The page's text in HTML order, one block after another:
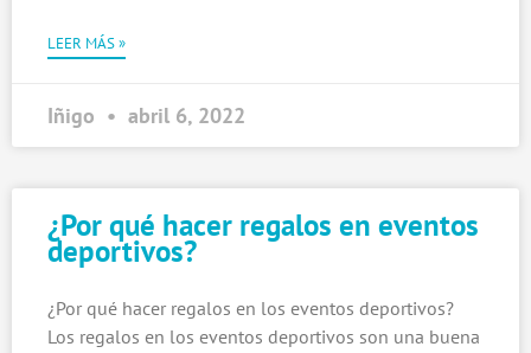
LEER MÁS »
Iñigo abril 6, 2022
¿Por qué hacer regalos en eventos
deportivos?
¿Por qué hacer regalos en los eventos deportivos?
Los regalos en los eventos deportivos son una buena